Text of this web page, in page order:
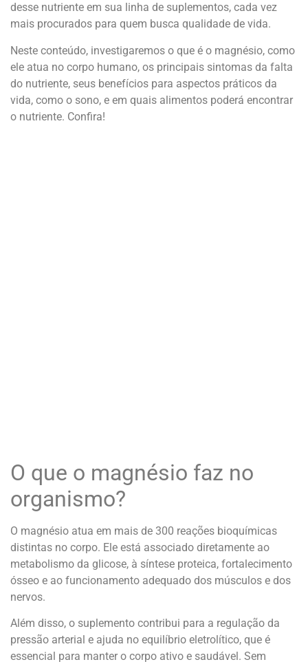
desse nutriente em sua linha de suplementos, cada vez
mais procurados para quem busca qualidade de vida.
Neste conteúdo, investigaremos o que é o magnésio, como
ele atua no corpo humano, os principais sintomas da falta
do nutriente, seus benefícios para aspectos práticos da
vida, como o sono, e em quais alimentos poderá encontrar
o nutriente. Confira!
O que o magnésio faz no
organismo?
O magnésio atua em mais de 300 reações bioquímicas
distintas no corpo. Ele está associado diretamente ao
metabolismo da glicose, à síntese proteica, fortalecimento
ósseo e ao funcionamento adequado dos músculos e dos
nervos.
Além disso, o suplemento contribui para a regulação da
pressão arterial e ajuda no equilíbrio eletrolítico, que é
essencial para manter o corpo ativo e saudável. Sem